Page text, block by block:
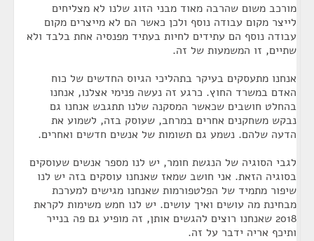
מורכב משום שהרבה מאוד מבני הזוג שלנו לא מצליחים
לייצר מקום עבודה נוסף ולכן כאשר הם לא מייצרים מקום
עבודה נוסף הם עתידים לחיות בעתיד מפנסיה אחת בלבד ולא
שתיים, זו המשמעות של זה.
אנחנו מתעסקים בעיקר בתהליכי הגיוס החדשים של כוח
האדם במשרד החוץ. כרגע זה נעשה פנימי אצלנו, אנחנו
בהחלט חושבים שכאשר המסקנה שלנו תתגבש אנחנו גם
נבקש משחקנים אחרים במרחב, שעוסק בזה, לשמוע את
הדעה שלהם. נשמע גם תשומות של אנשים חדשים ואחרים.
לגבי הסוגיה של הנגשת חומר, יש לנו מספר אנשים שעוסקים
בסוגיה הזאת. אני חושב שמאז שאנחנו עוסקים בזה יש לנו
שיפור מתמיד של הפלטפורמות שאנחנו מגישים למערכת
מבחינת מה עושים ואיך עושים. יש לנו חמש משימות לקראת
2018 שאנחנו רוצים להגשים אותן, זה מופיע גם פה בנייר
ותיכף אריה ידבר על זה.